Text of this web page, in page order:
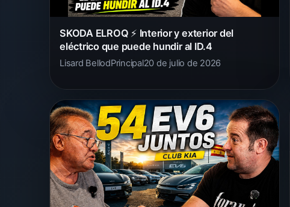
SKODA ELROQ ⚡ Interior y exterior del
eléctrico que puede hundir al ID.4
Lisard BellodPrincipal20 de julio de 2026